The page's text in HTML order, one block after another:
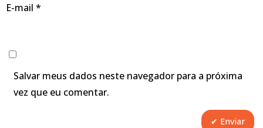
E-mail *
Salvar meus dados neste navegador para a próxima
vez que eu comentar.